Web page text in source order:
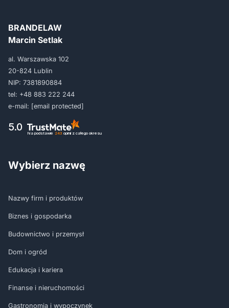
BRANDELAW
Marcin Setlak
al. Warszawska 102
20-824 Lublin
NIP: 7381890884
tel: +48 883 222 244
e-mail: [email protected]
5.0
Na podstawie 243 opinii z całego okresu
Wybierz nazwę
Nazwy firm i produktów
Biznes i gospodarka
Budownictwo i przemysł
Dom i ogród
Edukacja i kariera
Finanse i nieruchomości
Gastronomia i wypoczynek